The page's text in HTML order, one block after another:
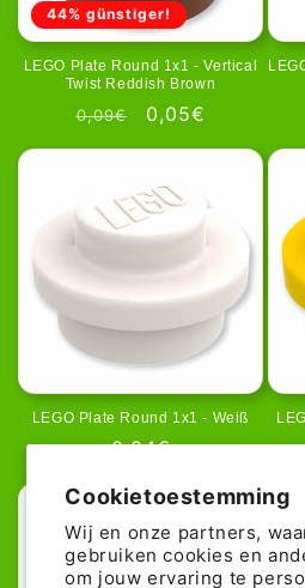
Cookietoestemming
Wij en onze partners,
gebruiken cookies en
om jouw ervaring te
44% günstiger!
LEGO Plate Round 1x1 - Vertical
Twist Reddish Brown
Normale
0,09€ Aanbiedingsprijs
0,05€
LEGO Plate Round 1x1 - Weiß
Normale
0,04€